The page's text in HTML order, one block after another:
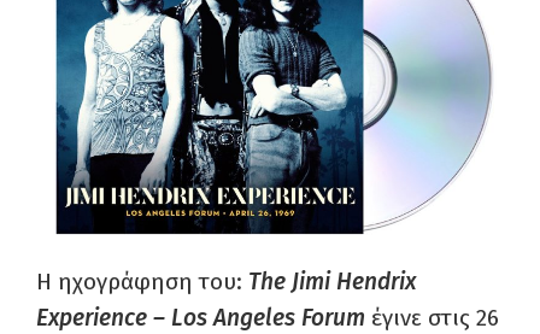
Η ηχογράφηση του: The Jimi Hendrix
Experience – Los Angeles Forum έγινε στις 26